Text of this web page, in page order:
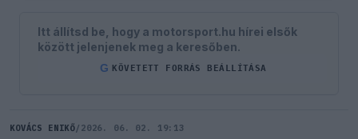
Itt állítsd be, hogy a motorsport.hu hírei elsők
között jelenjenek meg a keresőben.
G KÖVETETT FORRÁS BEÁLLÍTÁSA
KOVÁCS ENIKŐ/ 2026. 06. 02. 19:13